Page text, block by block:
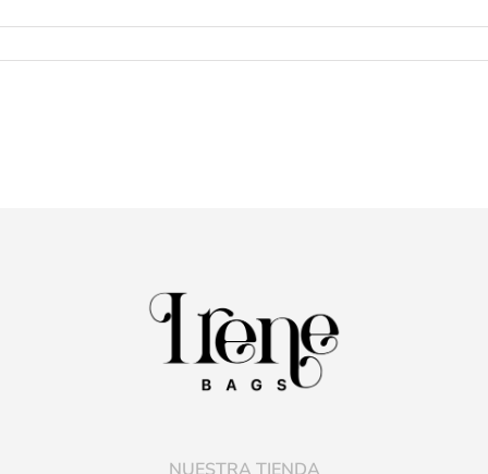
NUESTRA TIENDA